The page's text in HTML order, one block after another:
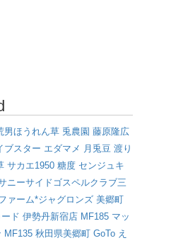
男ほうれん草 兎農園 藤原隆広
ブスター エダマメ 月兎豆 渡り
サカエ1950 糖度 センジュキ
ニーサイドゴスペルクラブ三
ァーム*ジャグロンズ 美郷町
ド 伊勢丹新宿店 MF185 マッ
MF135 秋田県美郷町 GoTo え